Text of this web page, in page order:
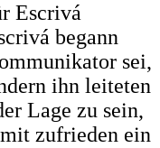
Escrivá
begann
sei,
ihn leiteten
Lage zu sein,
zufrieden ein